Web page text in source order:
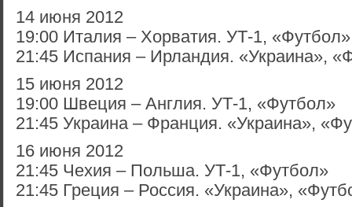
14 июня 2012
19:00 Италия – Хорватия. УТ-1, «Футбол»
21:45 Испания – Ирландия. «Украина»,
15 июня 2012
19:00 Швеция – Англия. УТ-1, «Футбол»
21:45 Украина – Франция. «Украина»,
16 июня 2012
21:45 Чехия – Польша. УТ-1, «Футбол»
21:45 Греция – Россия. «Украина»,